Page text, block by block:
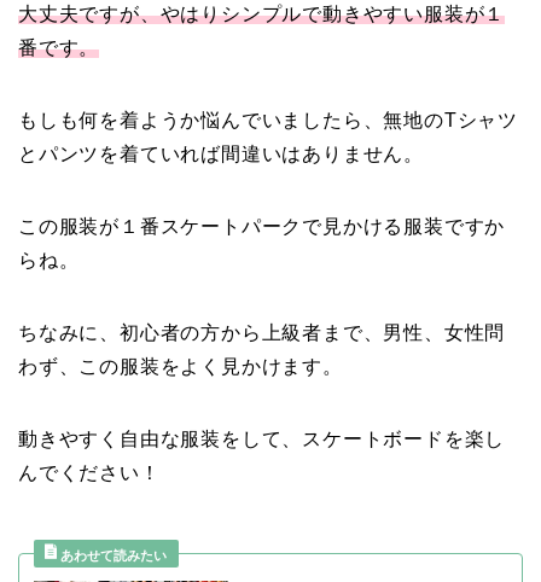
大丈夫ですが、やはりシンプルで動きやすい服装が１
番です。
もしも何を着ようか悩んでいましたら、無地のTシャツ
とパンツを着ていれば間違いはありません。
この服装が１番スケートパークで見かける服装ですか
らね。
ちなみに、初心者の方から上級者まで、男性、女性問
わず、この服装をよく見かけます。
動きやすく自由な服装をして、スケートボードを楽し
んでください！